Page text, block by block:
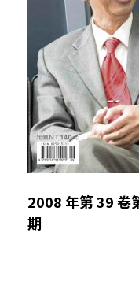
2008 年第 39 卷
期